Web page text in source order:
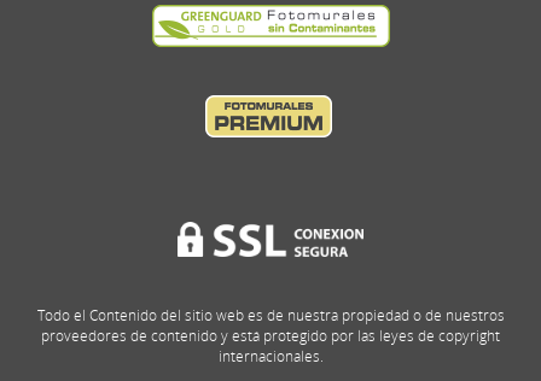
Todo el Contenido del sitio web es de nuestra propiedad o de nuestros
proveedores de contenido y está protegido por las leyes de copyright
internacionales.